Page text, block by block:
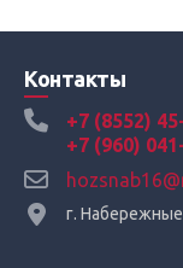
Контакты
+7 (8552)
+7 (960)
г. Набережные